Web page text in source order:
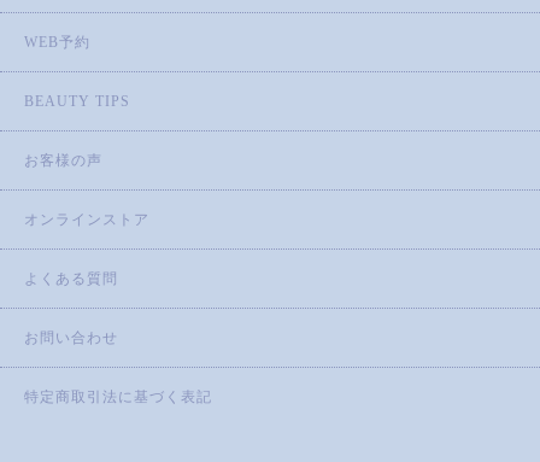
WEB予約
BEAUTY TIPS
お客様の声
オンラインストア
よくある質問
お問い合わせ
特定商取引法に基づく表記